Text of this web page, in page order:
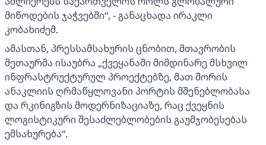
მიწოდების ჯაჭვებში“, - განაცხადა ირაკლი
კობახიძემ.
ამასთან, პრესსამსახურის ცნობით, მთავრობის
მეთაურმა ისაუბრა „ქვეყანაში მიმდინარე მსხვილ
ინფრასტრუქტურულ პროექტებზე, მათ შორის
ანაკლიის ღრმაწყლოვანი პორტის მშენებლობასა
და რკინიგზის მოდერნიზაციაზე, რაც ქვეყნის
ლოგისტიკური შესაძლებლობების გაუმჯობესებას
ემსახურება“.